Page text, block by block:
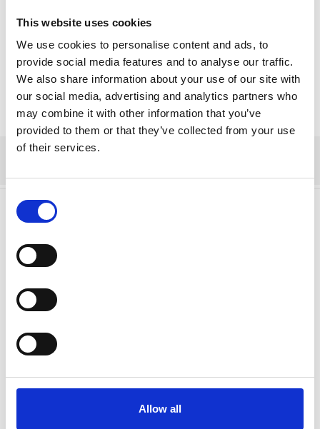
This website uses cookies
We use cookies to personalise content and ads, to
provide social media features and to analyse our traffic.
We also share information about your use of our site with
our social media, advertising and analytics partners who
may combine it with other information that you’ve
provided to them or that they’ve collected from your use
of their services.
Selection
Allow all
Din e-postadress kommer inte publiceras.